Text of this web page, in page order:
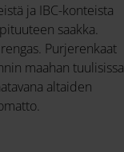
ja IBC-konteista
saakka.
Purjerenkaat
maahan tuulisissa
altaiden